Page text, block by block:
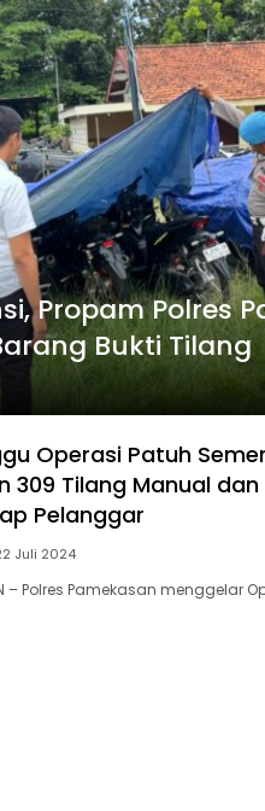
Propam Polres
Bukti Tilang
Operasi Patuh
309 Tilang Manual dan
Pelanggar
Juli 2024
– Polres Pamekasan menggelar